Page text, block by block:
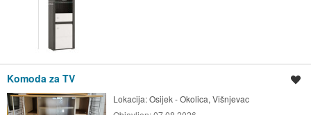
Komoda za TV
Lokacija:Osijek - Okolica, Višnjevac